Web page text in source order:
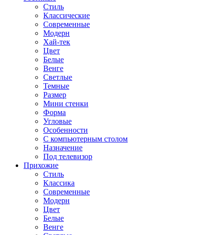
Стиль
Классические
Современные
Модерн
Хай-тек
Цвет
Белые
Венге
Светлые
Темные
Размер
Мини стенки
Форма
Угловые
Особенности
С компьютерным столом
Назначение
Под телевизор
Прихожие
Стиль
Классика
Современные
Модерн
Цвет
Белые
Венге